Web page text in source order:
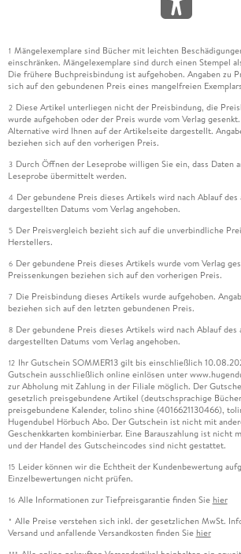
1 Mängelexemplare sind Bücher mit leichten
einschränken. Mängelexemplare sind durch einen Stempel
Die frühere Buchpreisbindung ist aufgehoben. Angaben zu
sich auf den gebundenen Preis eines mangelfreien
2 Diese Artikel unterliegen nicht der Preisbindung, die
wurde aufgehoben oder der Preis wurde vom Verlag
Alternative wird Ihnen auf der Artikelseite dargestellt.
beziehen sich auf den vorherigen Preis.
3 Durch Öffnen der Leseprobe willigen Sie ein, dass Daten
Leseprobe übermittelt werden.
4 Der gebundene Preis dieses Artikels wird nach Ablauf
dargestellten Datums vom Verlag angehoben.
5 Der Preisvergleich bezieht sich auf die unverbindliche
Herstellers.
6 Der gebundene Preis dieses Artikels wurde vom Verlag
Preissenkungen beziehen sich auf den vorherigen Preis.
7 Die Preisbindung dieses Artikels wurde aufgehoben.
beziehen sich auf den letzten gebundenen Preis.
8 Der gebundene Preis dieses Artikels wird nach Ablauf
dargestellten Datums vom Verlag angehoben.
12 Ihr Gutschein SOMMER13 gilt bis einschließlich
Gutschein ausschließlich online einlösen unter
zur Abholung mit Zahlung in der Filiale möglich. Der
gesetzlich preisgebundene Artikel (deutschsprachige
preisgebundene Kalender, tolino shine (4016621130466),
Hugendubel Hörbuch Abo. Der Gutschein ist nicht mit
Geschenkkarten kombinierbar. Eine Barauszahlung ist nicht
und der Handel des Gutscheincodes sind nicht gestattet.
15 Leider können wir die Echtheit der Kundenbewertung
Einzelbewertungen nicht prüfen.
16 Alle Informationen zur Tiefpreisgarantie finden Sie hier
* Alle Preise verstehen sich inkl. der gesetzlichen MwSt.
Versand und anfallende Versandkosten finden Sie hier